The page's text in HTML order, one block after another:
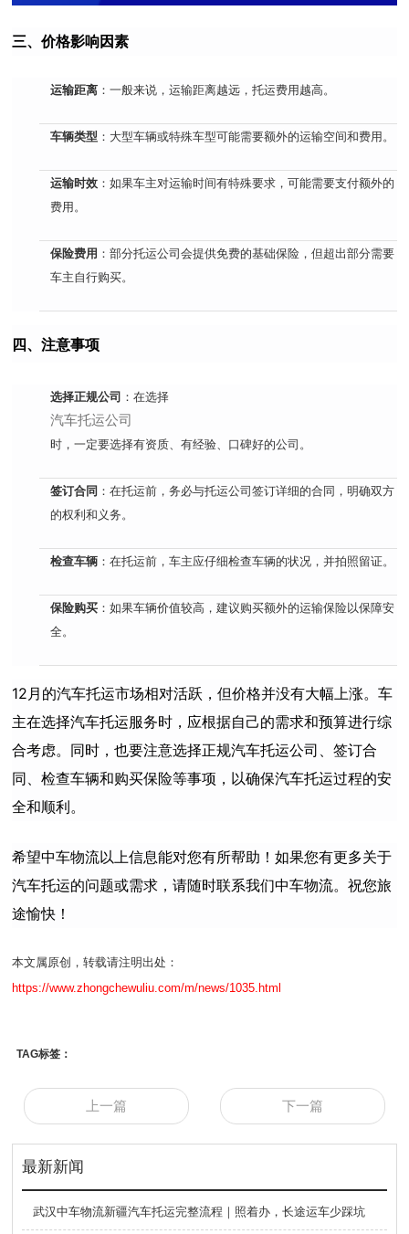
三、价格影响因素
运输距离 ：一般来说，运输距离越远，托运费用越高。
车辆类型 ：大型车辆或特殊车型可能需要额外的运输空间和费用。
运输时效 ：如果车主对运输时间有特殊要求，可能需要支付额外的
费用。
保险费用 ：部分托运公司会提供免费的基础保险，但超出部分需要
车主自行购买。
四、注意事项
选择正规公司 ：在选择
汽车托运公司
时，一定要选择有资质、有经验、口碑好的公司。
签订合同 ：在托运前，务必与托运公司签订详细的合同，明确双方
的权利和义务。
检查车辆 ：在托运前，车主应仔细检查车辆的状况，并拍照留证。
保险购买 ：如果车辆价值较高，建议购买额外的运输保险以保障安
全。
12月的汽车托运市场相对活跃，但价格并没有大幅上涨。车
主在选择汽车托运服务时，应根据自己的需求和预算进行综
合考虑。同时，也要注意选择正规汽车托运公司、签订合
同、检查车辆和购买保险等事项，以确保汽车托运过程的安
全和顺利。
希望中车物流以上信息能对您有所帮助！如果您有更多关于
汽车托运的问题或需求，请随时联系我们中车物流。祝您旅
途愉快！
本文属原创，转载请注明出处：
https://www.zhongchewuliu.com/m/news/1035.html
TAG标签：
上一篇 下一篇
最新新闻
武汉中车物流新疆汽车托运完整流程｜照着办，长途运车少踩坑